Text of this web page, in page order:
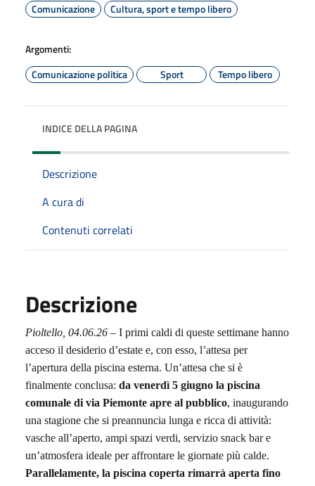
Comunicazione
Cultura, sport e tempo libero
Argomenti:
Comunicazione politica
Sport Tempo libero
INDICE DELLA PAGINA
Descrizione
A cura di
Contenuti correlati
Descrizione
Pioltello, 04.06.26 – I primi caldi di queste settimane hanno
acceso il desiderio d’estate e, con esso, l’attesa per
l’apertura della piscina esterna. Un’attesa che si è
finalmente conclusa: da venerdì 5 giugno la piscina
comunale di via Piemonte apre al pubblico, inaugurando
una stagione che si preannuncia lunga e ricca di attività:
vasche all’aperto, ampi spazi verdi, servizio snack bar e
un’atmosfera ideale per affrontare le giornate più calde.
Parallelamente, la piscina coperta rimarrà aperta fino